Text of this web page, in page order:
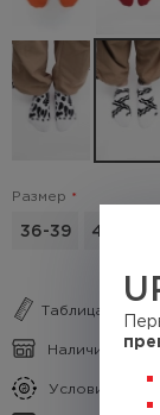
Размер
36-39 40-45
Таблица
Наличие в
Условия